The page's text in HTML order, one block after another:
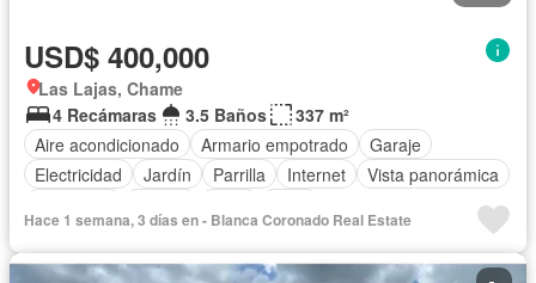
USD$ 400,000
Las Lajas, Chame
4 Recámaras
3.5 Baños
337 m²
Aire acondicionado
Armario empotrado
Garaje
Electricidad
Jardín Parrilla Internet
Vista panorámica
Hace 1 semana, 3 días en - Blanca Coronado Real Estate